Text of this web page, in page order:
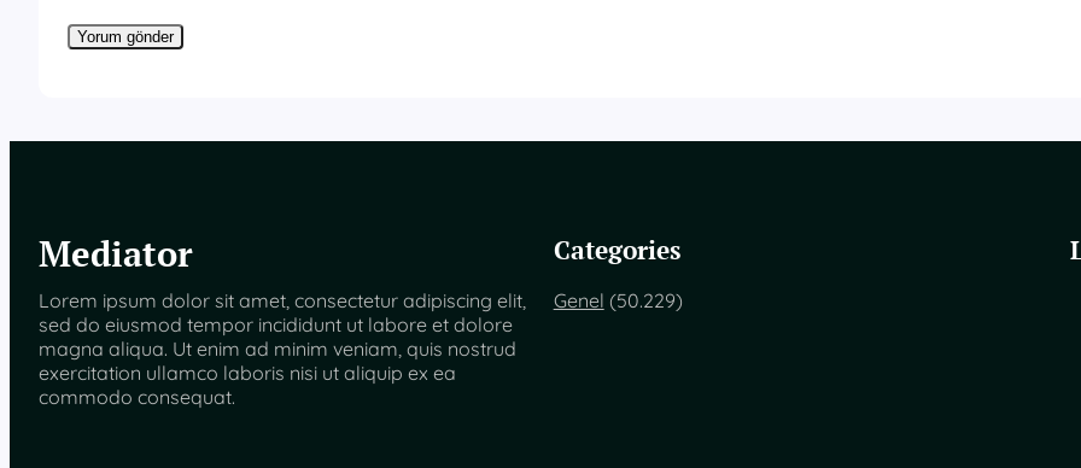
Mediator
Lorem ipsum dolor sit amet, consectetur adipiscing elit,
sed do eiusmod tempor incididunt ut labore et dolore
magna aliqua. Ut enim ad minim veniam, quis nostrud
exercitation ullamco laboris nisi ut aliquip ex ea
commodo consequat.
Categories
Genel (50.229)